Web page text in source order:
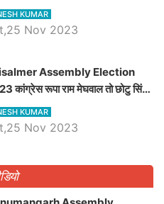
उम्मीदवार, जानिये बायतू विधानसभा
के ताजा समीकरण
KUMAR
Nov 2023
Assembly Election
कांग्रेस रूपा राम मेघवाल तो छोटु सिंह
होंगे भाजपा उम्मीदवार, जानिये जैसलमेर
सीट के ताजा समीकरण
KUMAR
Nov 2023